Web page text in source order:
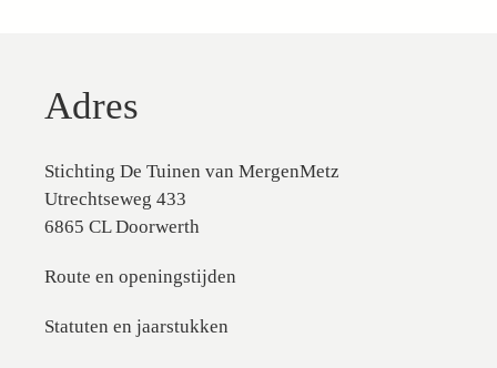
Adres
Stichting De Tuinen van MergenMetz
Utrechtseweg 433
6865 CL Doorwerth
Route en openingstijden
Statuten en jaarstukken